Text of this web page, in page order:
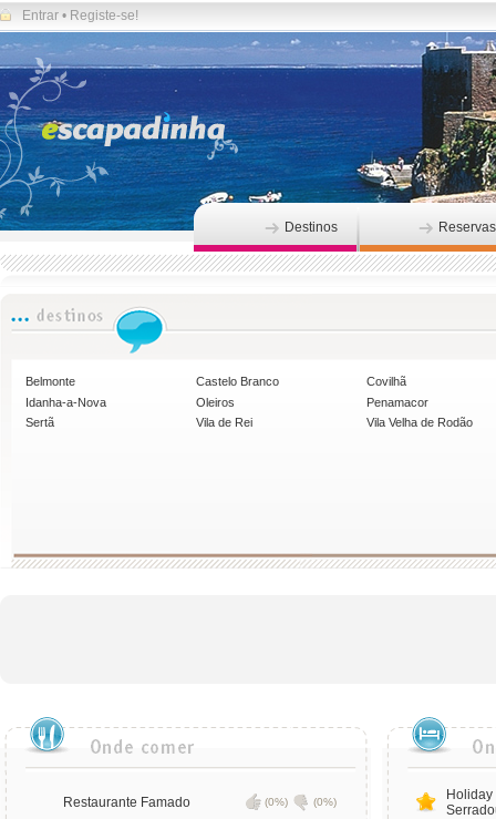
Entrar • Registe-se!
Destinos Reservas
Belmonte Castelo Branco
Covilhã
Idanha-a-Nova
Oleiros
Penamacor
Sertã
Vila de Rei Vila Velha de Rodão
Restaurante Famado (0%) (0%)